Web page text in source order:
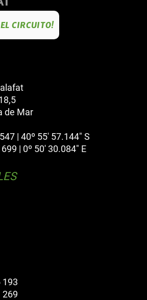
CIRCUITO!
de Mar
| 40º 55' 57.144" S
| 0º 50' 30.084" E
193
269